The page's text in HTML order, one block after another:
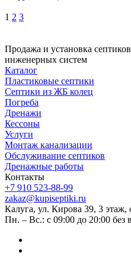
1 2 3
Продажа и установка
инженерных систем
Каталог
Пластиковые септики
Септики из ЖБ колец
Погреба
Дренажи
Кессоны
Услуги
Монтаж канализации
Обслуживание септиков
Дренажные работы
Контакты
+7 910 523-88-99
zakaz@kupiseptiki.ru
Калуга, ул. Кирова 39, 3 этаж,
Пн. – Вс.: с 09:00 до 20:00 без